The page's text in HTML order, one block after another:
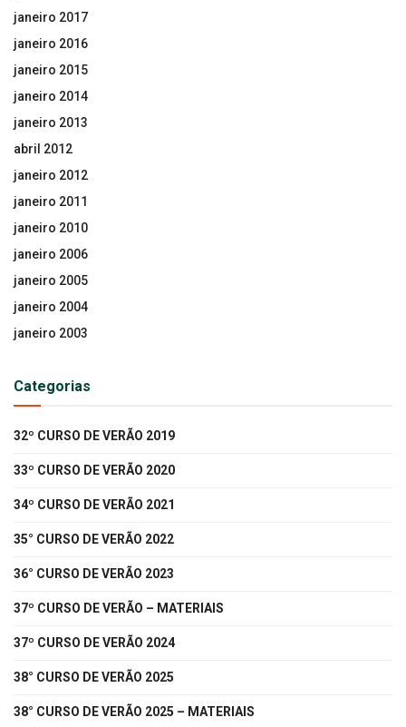
janeiro 2017
janeiro 2016
janeiro 2015
janeiro 2014
janeiro 2013
abril 2012
janeiro 2012
janeiro 2011
janeiro 2010
janeiro 2006
janeiro 2005
janeiro 2004
janeiro 2003
Categorias
32º CURSO DE VERÃO 2019
33º CURSO DE VERÃO 2020
34º CURSO DE VERÃO 2021
35° CURSO DE VERÃO 2022
36° CURSO DE VERÃO 2023
37º CURSO DE VERÃO – MATERIAIS
37º CURSO DE VERÃO 2024
38° CURSO DE VERÃO 2025
38° CURSO DE VERÃO 2025 – MATERIAIS